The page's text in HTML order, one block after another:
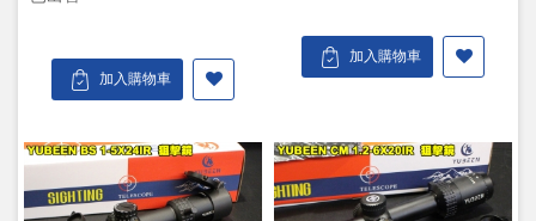
加入購物車
加入購物車